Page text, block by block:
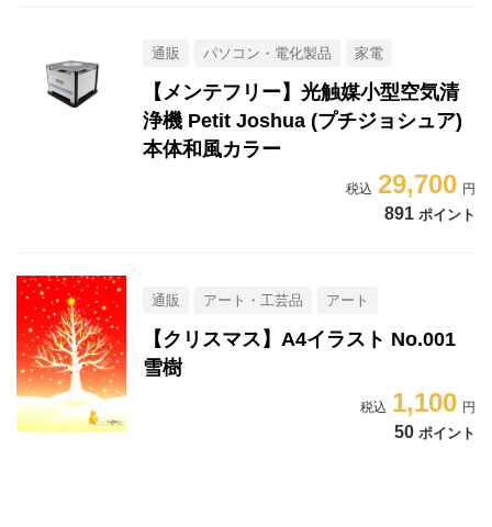
通販 パソコン・電化製品 家電
【メンテフリー】光触媒小型空気清
浄機 Petit Joshua (プチジョシュア)
本体和風カラー
29,700
891 ポイント
通販 アート・工芸品 アート
【クリスマス】A4イラスト No.001
雪樹
1,100
50 ポイント